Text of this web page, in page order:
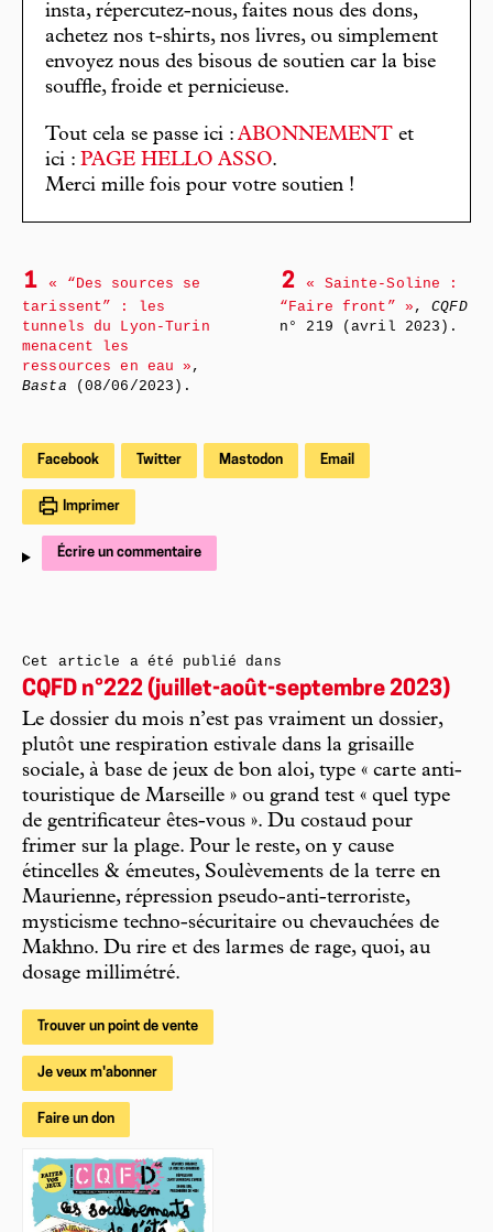
insta, répercutez-nous, faites nous des dons,
achetez nos t-shirts, nos livres, ou simplement
envoyez nous des bisous de soutien car la bise
souffle, froide et pernicieuse.
Tout cela se passe ici : ABONNEMENT et
ici : PAGE HELLO ASSO.
Merci mille fois pour votre soutien !
1
« “Des sources se
tarissent” : les
tunnels du Lyon-Turin
menacent les
ressources en eau » ,
Basta (08/06/2023).
2
« Sainte-Soline :
“Faire front” » ,CQFD
n° 219 (avril 2023).
Facebook Twitter Mastodon Email
Imprimer
Écrire un commentaire
Cet article a été publié dans
CQFD n°222 (juillet-août-septembre 2023)
Le dossier du mois n’est pas vraiment un dossier,
plutôt une respiration estivale dans la grisaille
sociale, à base de jeux de bon aloi, type « carte anti-
touristique de Marseille » ou grand test « quel type
de gentrificateur êtes-vous ». Du costaud pour
frimer sur la plage. Pour le reste, on y cause
étincelles & émeutes, Soulèvements de la terre en
Maurienne, répression pseudo-anti-terroriste,
mysticisme techno-sécuritaire ou chevauchées de
Makhno. Du rire et des larmes de rage, quoi, au
dosage millimétré.
Trouver un point de vente
Je veux m'abonner
Faire un don